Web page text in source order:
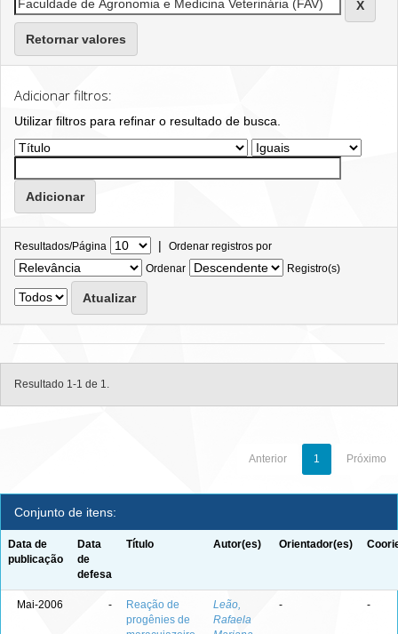
Retornar valores
Adicionar filtros:
Utilizar filtros para refinar o resultado de busca.
Resultados/Página | Ordenar registros por
Ordenar
Registro(s)
Resultado 1-1 de 1.
Anterior 1 Próximo
Conjunto de itens:
Data de
publicação
Data
de
defesa
Título Autor(es) Orientador(es)
Mai-2006 -
Reação de
progênies de
Leão,
Rafaela
- -